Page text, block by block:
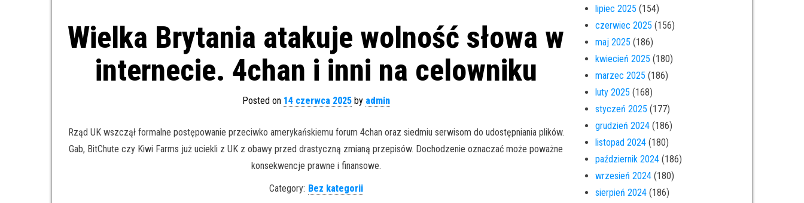
Wielka Brytania atakuje wolność słowa w
internecie. 4chan i inni na celowniku
Posted on 14 czerwca 2025by admin
Rząd UK wszczął formalne postępowanie przeciwko amerykańskiemu forum 4chan oraz siedmiu serwisom do udostępniania plików.
Gab, BitChute czy Kiwi Farms już uciekli z UK z obawy przed drastyczną zmianą przepisów. Dochodzenie oznaczać może poważne
konsekwencje prawne i finansowe.
Category: Bez kategorii
lipiec 2025 (154)
czerwiec 2025 (156)
maj 2025 (186)
kwiecień 2025 (180)
marzec 2025 (186)
luty 2025 (168)
styczeń 2025 (177)
grudzień 2024(186)
listopad 2024(180)
październik 2024(186)
wrzesień 2024(180)
sierpień 2024(186)